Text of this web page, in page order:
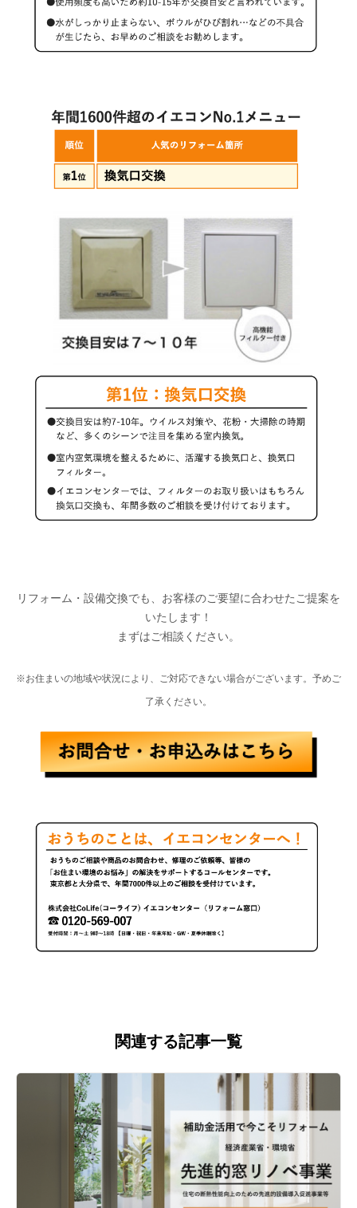
リフォーム・設備交換でも、お客様のご要望に合わせたご提案を
いたします！
まずはご相談ください。
※お住まいの地域や状況により、ご対応できない場合がございます。予めご
了承ください。
関連する記事一覧